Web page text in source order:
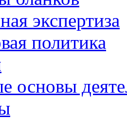
экспертиза
политика
основы